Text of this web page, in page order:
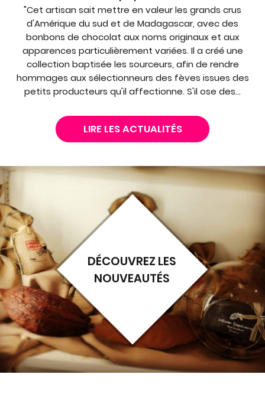
"Cet artisan sait mettre en valeur les grands crus
d'Amérique du sud et de Madagascar, avec des
bonbons de chocolat aux noms originaux et aux
apparences particulièrement variées. Il a créé une
collection baptisée les sourceurs, afin de rendre
hommages aux sélectionneurs des fèves issues des
petits producteurs qu'il affectionne. S'il ose des...
LIRE LES ACTUALITÉS
DÉCOUVREZ LES
NOUVEAUTÉS